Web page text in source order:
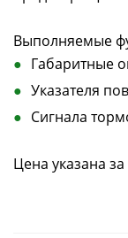
Выполняемые
Габаритные
Указателя
Сигнала
Цена указана